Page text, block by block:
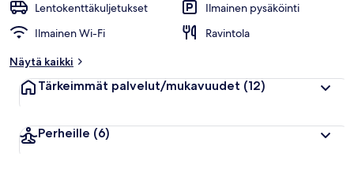
Lentokenttäkuljetukset
Ilmainen pysäköinti
Ilmainen Wi-Fi
Ravintola
Näytä kaikki
Tärkeimmät palvelut/mukavuudet (12)
Perheille (6)